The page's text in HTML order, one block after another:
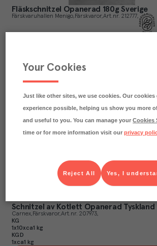
Fläskschnitzel Opanerad 180g Sverige
Färskvaruhallen Menigo Färskvaror Art.nr. 212777
Köp (Logga in)
Schnitzel av Kotlett Opanerad Tyskland
Carnex Färskvaror Art.nr. 207973
KG
1x10xca1 kg
KGD
1xca1 kg
Your Cookies
Just like other sites, we use cookies. Our
experience possible, helping us show you more
and useful to you. You can manage yourCookies
time or for more information visit ourprivacy
Yes, I
Reject All